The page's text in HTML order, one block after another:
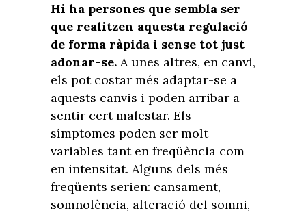
Hi ha persones que sembla ser
que realitzen aquesta regulació
de forma ràpida i sense tot just
adonar-se. A unes altres, en canvi,
els pot costar més adaptar-se a
aquests canvis i poden arribar a
sentir cert malestar. Els
símptomes poden ser molt
variables tant en freqüència com
en intensitat. Alguns dels més
freqüents serien: cansament,
somnolència, alteració del somni,